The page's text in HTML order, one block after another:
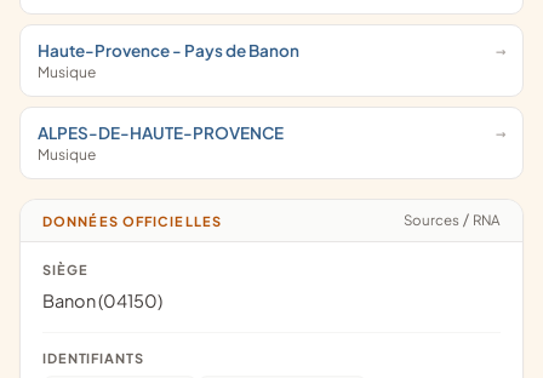
Haute-Provence - Pays de Banon
Musique
ALPES-DE-HAUTE-PROVENCE
Musique
DONNÉES OFFICIELLES Sources / RNA
SIÈGE
Banon (04150)
IDENTIFIANTS